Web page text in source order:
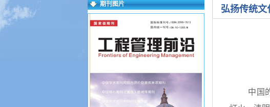
期刊图片 弘扬传统
中国